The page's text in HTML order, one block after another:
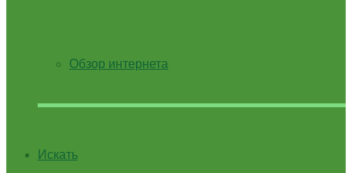
Обзор интернета
Искать